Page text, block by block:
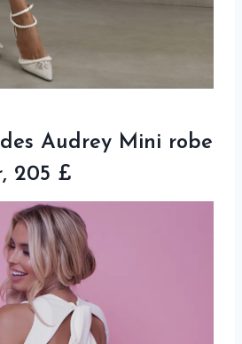
Audrey Mini robe
205 £